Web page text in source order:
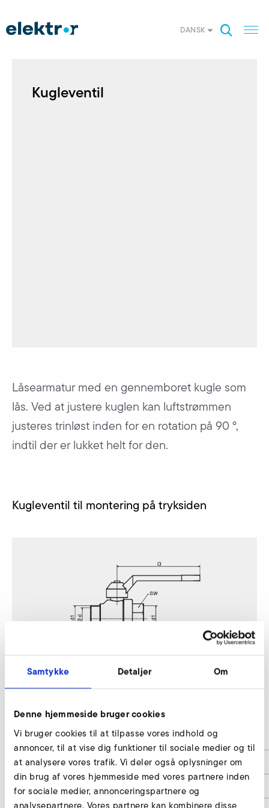
Samtykke Detaljer Om
Denne hjemmeside bruger cookies
Vi bruger cookies til at tilpasse vores indhold og
annoncer, til at vise dig funktioner til sociale medier og til
at analysere vores trafik. Vi deler også oplysninger om
din brug af vores hjemmeside med vores partnere inden
for sociale medier, annonceringspartnere og
DANSK
Kugleventil
Låsearmatur med en gennemboret kugle som
lås. Ved at justere kuglen kan luftstrømmen
justeres trinløst inden for en rotation på 90 °,
indtil der er lukket helt for den.
Kugleventil til montering på tryksiden
1SD 710
d
d1
49
2''